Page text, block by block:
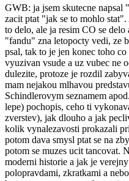
GWB: ja jsem skutecne napsal
zacit ptat "jak se to mohlo
to delo, ale ja resim CO se
"fandu" zna letopocty vedi, ze
psal, tak to je jen konec toho
vyuzivan vsude a uz vubec ne
dulezite, protoze je rozdil
mam nejakou mlhavou
Schindlerovym seznamem
lepe) pochopis, ceho ti
zverstev), jak dlouho a jak
kolik vynalezavosti prokazali
potom dava smysl ptat se na
potom se muzes ucit tancovat.
moderni historie a jak je
polopravdami, zkratkami a